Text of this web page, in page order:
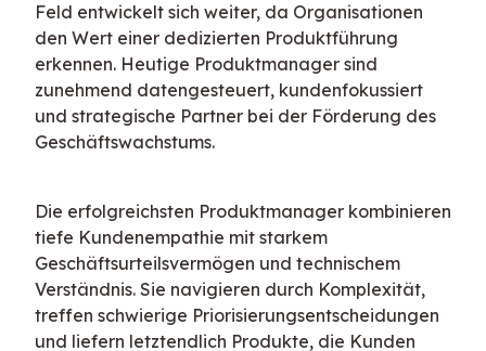
Feld entwickelt sich weiter, da Organisationen
den Wert einer dedizierten Produktführung
erkennen. Heutige Produktmanager sind
zunehmend datengesteuert, kundenfokussiert
und strategische Partner bei der Förderung des
Geschäftswachstums.
Die erfolgreichsten Produktmanager kombinieren
tiefe Kundenempathie mit starkem
Geschäftsurteilsvermögen und technischem
Verständnis. Sie navigieren durch Komplexität,
treffen schwierige Priorisierungsentscheidungen
und liefern letztendlich Produkte, die Kunden